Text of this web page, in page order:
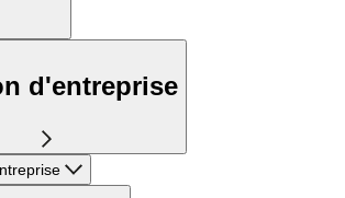
d'entreprise